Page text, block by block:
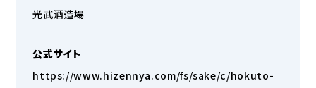
光武酒造場
公式サイト
https://www.hizennya.com/fs/sake/c/hokuto-